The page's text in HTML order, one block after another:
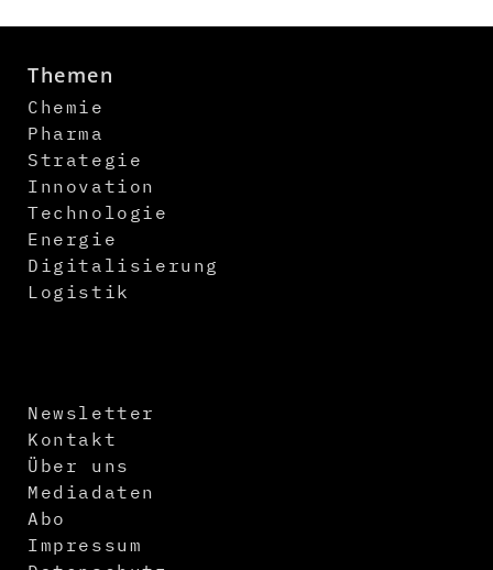
Themen
Chemie
Pharma
Strategie
Innovation
Technologie
Energie
Digitalisierung
Logistik
Newsletter
Kontakt
Über uns
Mediadaten
Abo
Impressum